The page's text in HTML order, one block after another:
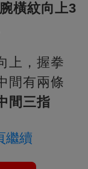
腕橫紋向上3
上，握拳
間有兩條
間三指
繼續